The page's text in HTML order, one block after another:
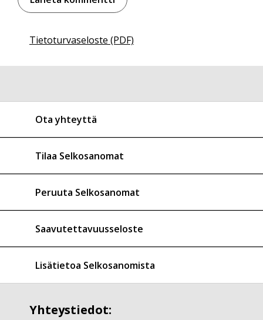
Tietoturvaseloste (PDF)
Ota yhteyttä
Tilaa Selkosanomat
Peruuta Selkosanomat
Saavutettavuusseloste
Lisätietoa Selkosanomista
Yhteystiedot: